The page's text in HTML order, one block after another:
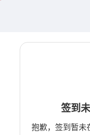
签到
抱歉，签到暂未